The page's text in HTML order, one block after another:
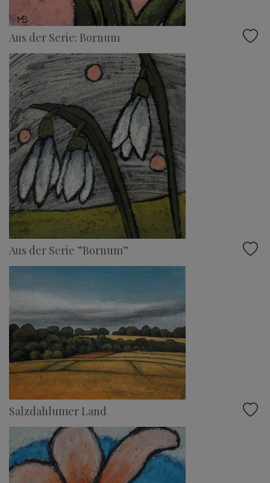
Aus der Serie: Bornum
Aus der Serie ”Bornum”
Salzdahlumer Land